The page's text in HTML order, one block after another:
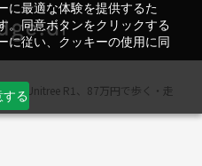
に最適な体験を提供するた
。同意ボタンをクリックする
に従い、クッキーの使用に同
する
生 Unitree R1、87万円で歩く・走